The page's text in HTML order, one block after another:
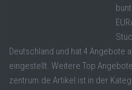
Deutschland und hat 4 Angebote
eingestellt. Weitere Top
zentrum.de Artikel ist in der